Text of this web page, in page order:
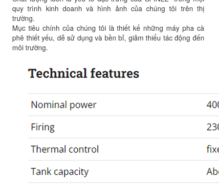
quy trình kinh doanh và hình ảnh của chúng tôi trên thị
trường.
Mục tiêu chính của chúng tôi là thiết kế những máy pha cà
phê thiết yếu, dễ sử dụng và bền bỉ, giảm thiểu tác động đến
môi trường.